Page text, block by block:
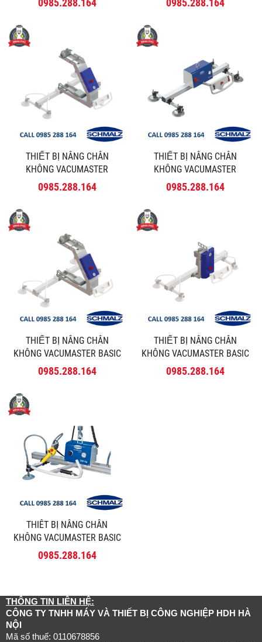
0985.288.164 0985.288.164
THIẾT BỊ NÂNG CHÂN
KHÔNG VACUMASTER
COMFORT 180º - SCHMALZ
0985.288.164
THIẾT BỊ NÂNG CHÂN
KHÔNG VACUMASTER
COMFORT - SCHMALZ
0985.288.164
THIẾT BỊ NÂNG CHÂN
KHÔNG VACUMASTER BASIC
180º - SCHMALZ
0985.288.164
THIẾT BỊ NÂNG CHÂN
KHÔNG VACUMASTER BASIC
90º - SCHMALZ
0985.288.164
THIÊT BỊ NÂNG CHÂN
KHÔNG VACUMASTER BASIC
- SCHMALZ
0985.288.164
THÔNG TIN LIÊN HỆ:
CÔNG TY TNHH MÁY VÀ THIẾT BỊ CÔNG NGHIỆP HDH HÀ
NỘI
Mã số thuế: 0110678856